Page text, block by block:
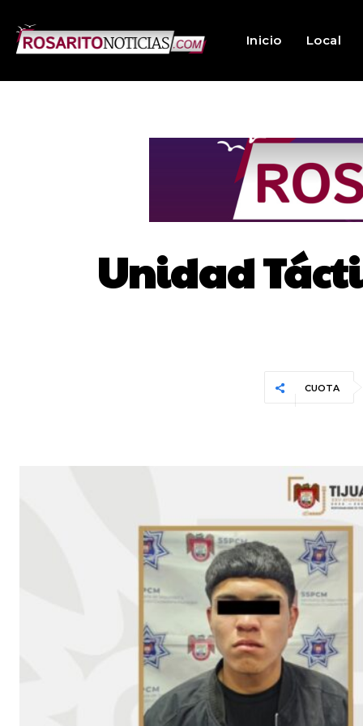
Inicio Local
Unidad
CUOTA